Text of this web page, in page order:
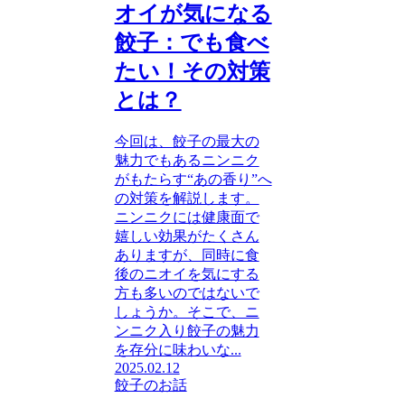
オイが気になる
餃子：でも食べ
たい！その対策
とは？
今回は、餃子の最大の
魅力でもあるニンニク
がもたらす“あの香り”へ
の対策を解説します。
ニンニクには健康面で
嬉しい効果がたくさん
ありますが、同時に食
後のニオイを気にする
方も多いのではないで
しょうか。そこで、ニ
ンニク入り餃子の魅力
を存分に味わいな...
2025.02.12
餃子のお話